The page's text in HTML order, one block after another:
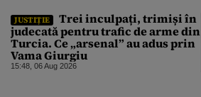
JUSTIȚIE
Trei inculpați, trimiși în
judecată pentru trafic de arme din
Turcia. Ce „arsenal” au adus prin
Vama Giurgiu
15:48, 06 Aug 2026